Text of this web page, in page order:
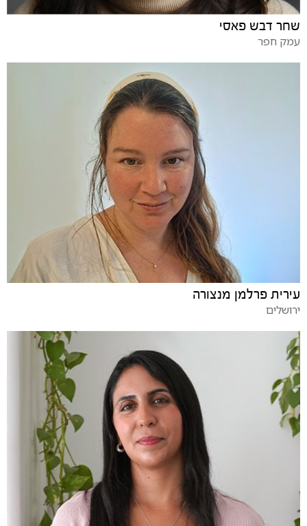
שחר דבש פאסי
עמק חפר
עירית פרלמן מנצורה
ירושלים